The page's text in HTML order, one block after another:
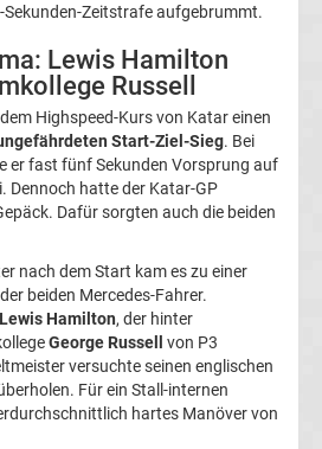
Sekunden-Zeitstrafe aufgebrummt.
Lewis Hamilton
Russell
Highspeed-Kurs von Katar einen
Start-Ziel-Sieg. Bei
er fast fünf Sekunden Vorsprung auf
Dennoch hatte der Katar-GP
Dafür sorgten auch die beiden
nach dem Start kam es zu einer
beiden Mercedes-Fahrer.
Lewis Hamilton, der hinter
George Russell von P3
versuchte seinen englischen
Für ein Stall-internen
hartes Manöver von